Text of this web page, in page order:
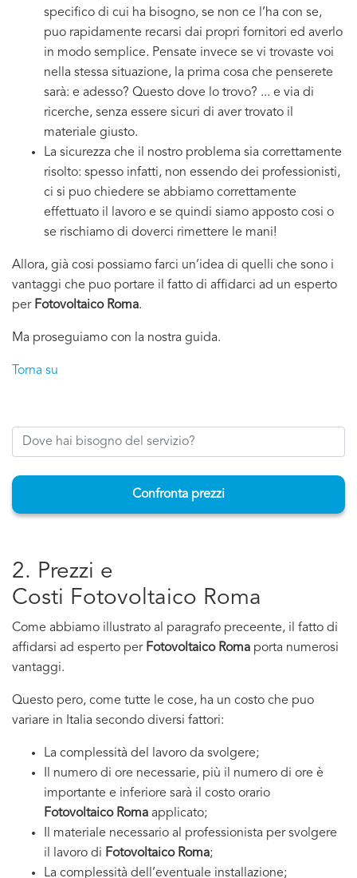
specifico di cui ha bisogno, se non ce l’ha con se,
puo rapidamente recarsi dai propri fornitori ed averlo
in modo semplice. Pensate invece se vi trovaste voi
nella stessa situazione, la prima cosa che penserete
sarà: e adesso? Questo dove lo trovo? ... e via di
ricerche, senza essere sicuri di aver trovato il
materiale giusto.
La sicurezza che il nostro problema sia correttamente
risolto: spesso infatti, non essendo dei professionisti,
ci si puo chiedere se abbiamo correttamente
effettuato il lavoro e se quindi siamo apposto cosi o
se rischiamo di doverci rimettere le mani!
Allora, già cosi possiamo farci un’idea di quelli che sono i
vantaggi che puo portare il fatto di affidarci ad un esperto
per Fotovoltaico Roma.
Ma proseguiamo con la nostra guida.
Torna su
Confronta prezzi
2. Prezzi e
Costi Fotovoltaico Roma
Come abbiamo illustrato al paragrafo preceente, il fatto di
affidarsi ad esperto per Fotovoltaico Roma porta numerosi
vantaggi.
Questo pero, come tutte le cose, ha un costo che puo
variare in Italia secondo diversi fattori:
La complessità del lavoro da svolgere;
Il numero di ore necessarie, più il numero di ore è
importante e inferiore sarà il costo orario
Fotovoltaico Roma applicato;
Il materiale necessario al professionista per svolgere
il lavoro di Fotovoltaico Roma;
La complessità dell’eventuale installazione;